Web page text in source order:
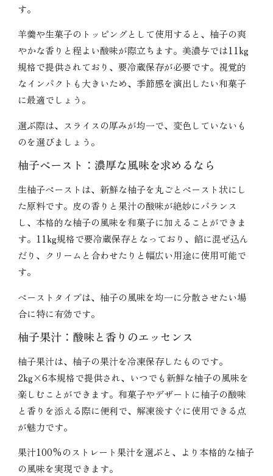
す。
羊羹や生菓子のトッピングとして使用すると、柚子の爽
やかな香りと程よい酸味が際立ちます。美濃与では11kg
規格で提供されており、要冷蔵保存が必要です。視覚的
なインパクトも大きいため、季節感を演出したい和菓子
に最適でしょう。
選ぶ際は、スライスの厚みが均一で、変色していないも
のを選びましょう。
柚子ペースト：濃厚な風味を求めるなら
生柚子ペーストは、新鮮な柚子を丸ごとペースト状にし
た原料です。皮の香りと果汁の酸味が絶妙にバランス
し、本格的な柚子の風味を和菓子に加えることができま
す。11kg規格で要冷蔵保存となっており、餡に混ぜ込ん
だり、クリームと合わせたりと幅広い用途に使用可能で
す。
ペーストタイプは、柚子の風味を均一に分散させたい場
合に特に有効です。
柚子果汁：酸味と香りのエッセンス
柚子果汁は、柚子の果汁を冷凍保存したものです。
2kg×6本規格で提供され、いつでも新鮮な柚子の風味を
楽しむことができます。和菓子やデザートに柚子の酸味
と香りを添える際に便利で、解凍後すぐに使用できる点
が魅力です。
果汁100%のストレート果汁を選ぶと、より本格的な柚子
の風味を実現できます。